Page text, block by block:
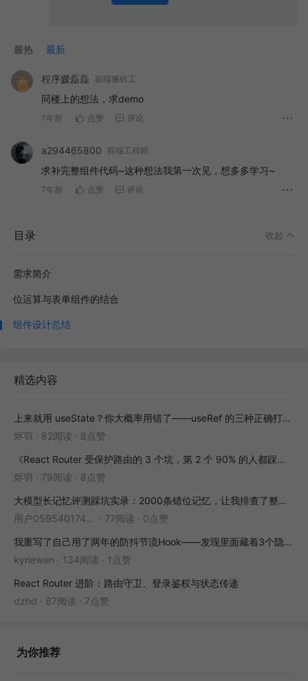
最热 最新
程序媛磊磊 前端搬砖工
同楼上的想法，求demo
7年前 点赞 评论
a294465800 前端工程师
求补完整组件代码~这种想法我第一次见，想多多学习~
7年前 点赞 评论
目录 收起
需求简介
位运算与表单组件的结合
组件设计总结
精选内容
上来就用 useState？你大概率用错了——useRef 的三种正确打开方式
烬羽 · 82阅读 · 8点赞
《React Router 受保护路由的 3 个坑，第 2 个 90% 的人都踩过》
烬羽 · 79阅读 · 8点赞
大模型长记忆评测踩坑实录：2000条错位记忆，让我排查了整整3小时
用户05954017446 · 77阅读 · 0点赞
我重写了自己用了两年的防抖节流Hook——发现里面藏着3个隐藏bug
kyriewen · 134阅读 · 1点赞
React Router 进阶：路由守卫、登录鉴权与状态传递
dzhd · 87阅读 · 7点赞
为你推荐